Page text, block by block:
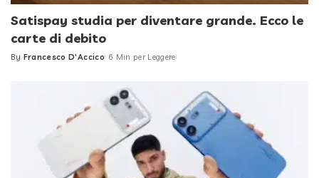
Satispay studia per diventare grande. Ecco le
carte di debito
Posted
By Francesco D'Accico 6 Min per Leggere